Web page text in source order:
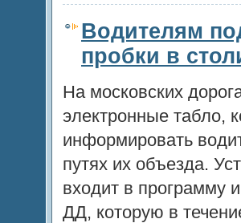
Водителям
пробки в
На московских
электронные табло,
информировать
путях их объезда.
входит в программу
ДД, которую в